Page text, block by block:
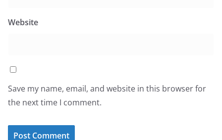
Website
Save my name, email, and website in this browser for
the next time I comment.